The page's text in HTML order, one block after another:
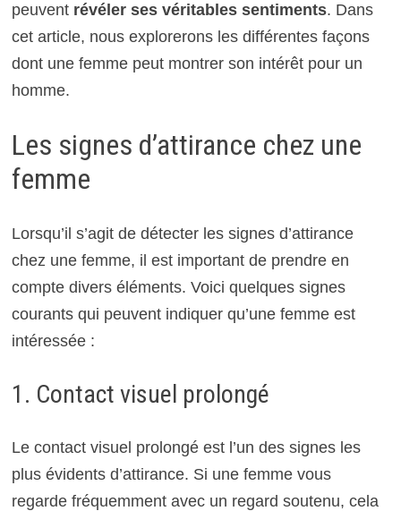
peuvent révéler ses véritables sentiments. Dans
cet article, nous explorerons les différentes façons
dont une femme peut montrer son intérêt pour un
homme.
Les signes d’attirance chez une
femme
Lorsqu’il s’agit de détecter les signes d’attirance
chez une femme, il est important de prendre en
compte divers éléments. Voici quelques signes
courants qui peuvent indiquer qu’une femme est
intéressée :
1. Contact visuel prolongé
Le contact visuel prolongé est l’un des signes les
plus évidents d’attirance. Si une femme vous
regarde fréquemment avec un regard soutenu, cela